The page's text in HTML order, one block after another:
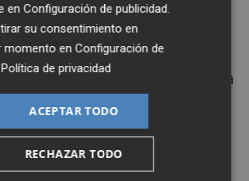
dejado prácticamente un
neoyorquino,
en contínuos mínimos
mes antes, la cotizada inglesa
realizando una revisión
su negocio en el Viejo
poco más de un mes después
en el mercado
enConfiguración de publicidad
su consentimiento en
momento enConfiguración de
.Política de privacidad
ACEPTAR TODO
RECHAZAR TODO